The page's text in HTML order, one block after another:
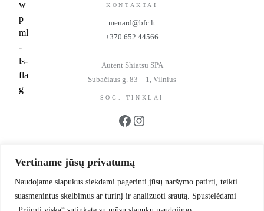
Vertiname jūsų privatumą
Naudojame slapukus siekdami pagerinti jūsų naršymo patirtį, teikti
suasmenintus skelbimus ar turinį ir analizuoti srautą. Spustelėdami
KONTAKTAI
menard@bfc.lt
+370 652 44566
Autent Shiatsu SPA
Subačiaus g. 83 – 1, Vilnius
SOC. TINKLAI
Facebook Instagram
UAB BFC Kosmetika
Įmonės kodas 302299942
PVM kodas LT100006064214
Mokslininkų g. 39-1